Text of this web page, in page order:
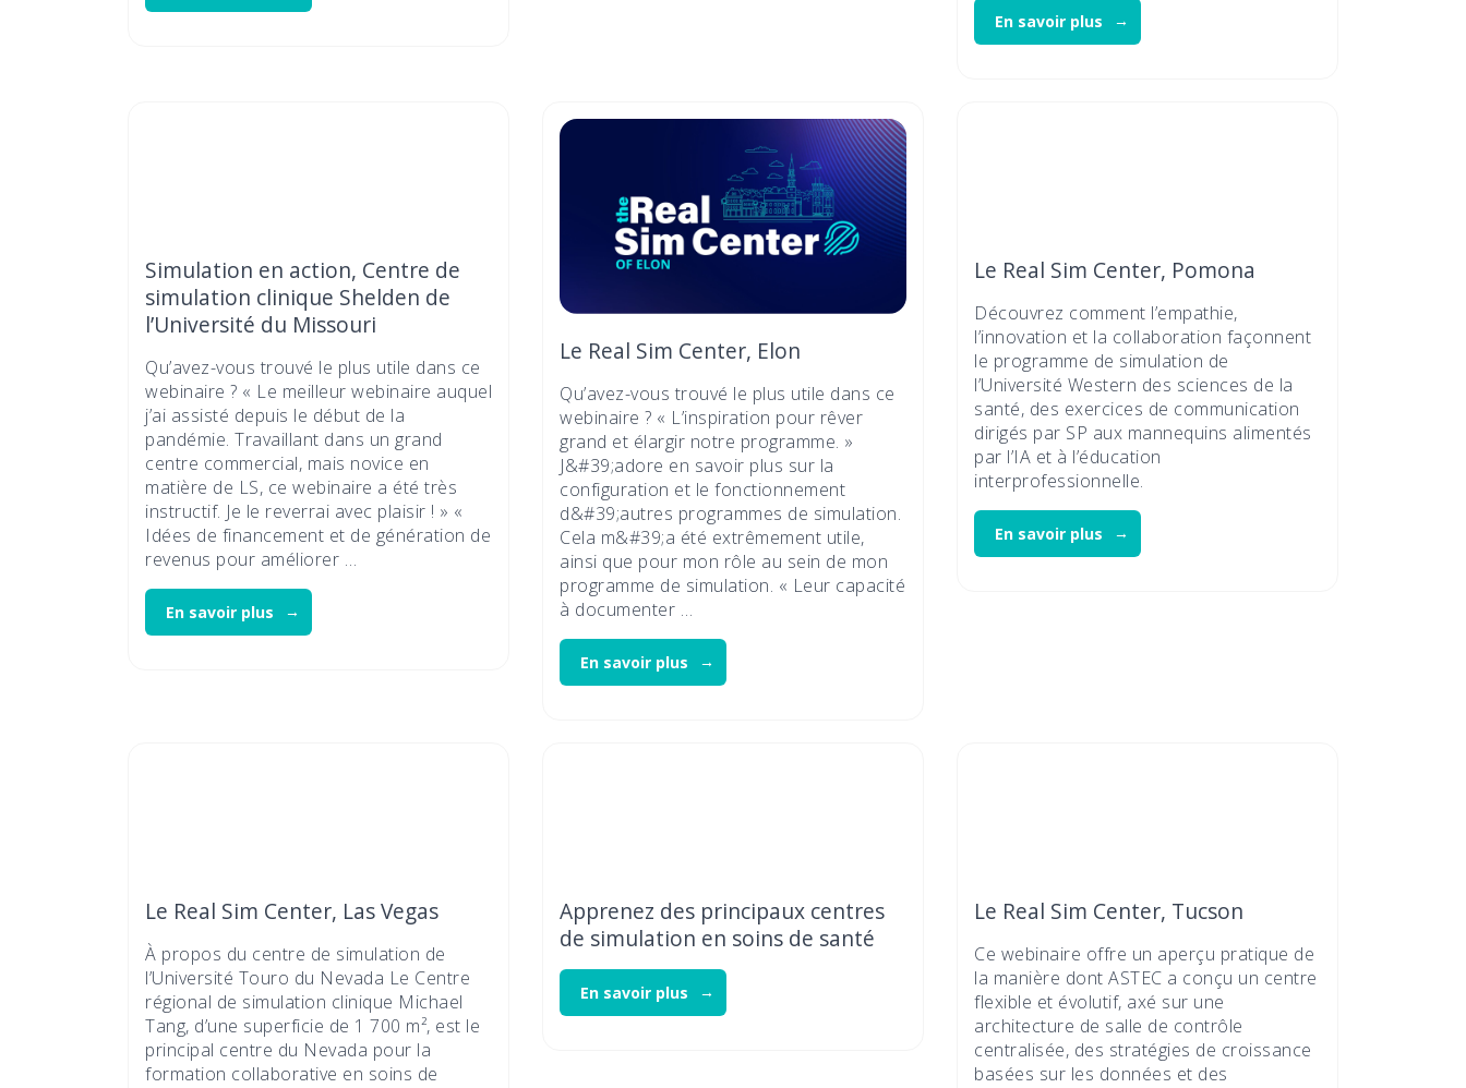
En savoir plus
Simulation en action, Centre de
simulation clinique Shelden de
l’Université du Missouri
Qu’avez-vous trouvé le plus utile dans ce
webinaire ? « Le meilleur webinaire auquel
j’ai assisté depuis le début de la
pandémie. Travaillant dans un grand
centre commercial, mais novice en
matière de LS, ce webinaire a été très
instructif. Je le reverrai avec plaisir ! » «
Idées de financement et de génération de
revenus pour améliorer …
En savoir plus
Le Real Sim Center, Elon
Qu’avez-vous trouvé le plus utile dans ce
webinaire ? « L’inspiration pour rêver
grand et élargir notre programme. »
J&#39;adore en savoir plus sur la
configuration et le fonctionnement
d&#39;autres programmes de simulation.
Cela m&#39;a été extrêmement utile,
ainsi que pour mon rôle au sein de mon
programme de simulation. « Leur capacité
à documenter …
En savoir plus
Le Real Sim Center, Pomona
Découvrez comment l’empathie,
l’innovation et la collaboration façonnent
le programme de simulation de
l’Université Western des sciences de la
santé, des exercices de communication
dirigés par SP aux mannequins alimentés
par l’IA et à l’éducation
interprofessionnelle.
En savoir plus
Le Real Sim Center, Las Vegas
À propos du centre de simulation de
l’Université Touro du Nevada Le Centre
régional de simulation clinique Michael
Tang, d’une superficie de 1 700 m², est le
principal centre du Nevada pour la
formation collaborative en soins de
Apprenez des principaux centres
de simulation en soins de santé
En savoir plus
Le Real Sim Center, Tucson
Ce webinaire offre un aperçu pratique de
la manière dont ASTEC a conçu un centre
flexible et évolutif, axé sur une
architecture de salle de contrôle
centralisée, des stratégies de croissance
basées sur les données et des